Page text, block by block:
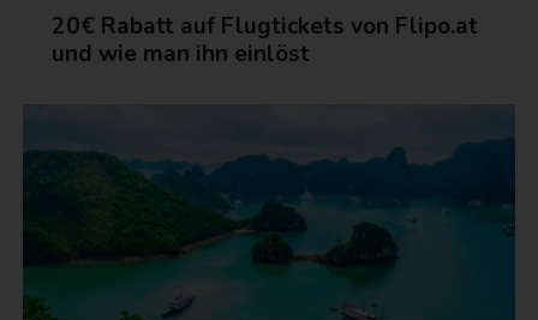
20€ Rabatt auf Flugtickets von Flipo.at
und wie man ihn einlöst